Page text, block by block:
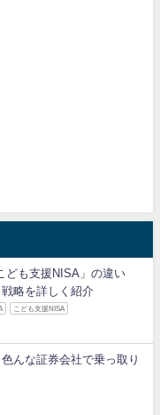
ども支援NISA」の違い
略を詳しく紹介
こども支援NISA
んな証券会社で乗っ取り